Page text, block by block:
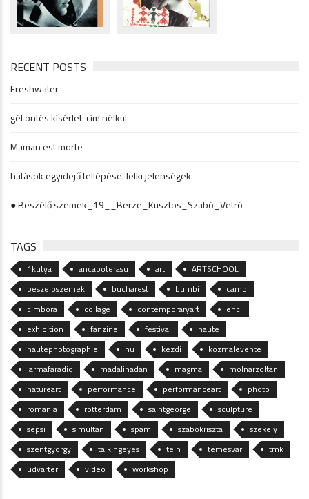
RECENT POSTS
Freshwater
gél öntés kísérlet. cím nélkül
Maman est morte
hatások egyidejű fellépése. lelki jelenségek
● Beszélő szemek_19__Berze_Kusztos_Szabó_Vetró
TAGS
1kutya ancapoterasu art
ARTSCHOOL
beszeloszemek
bucharest bumbi
camp
cimbora
collage contemporaryart
enci
exhibition
fanzine festival
haute
hautephotographie
hu kezdi
kozmalevente
larmafaradio
madalinadan magma
molnarzoltan
natureart
performance performanceart
photo
romania
rotterdam saintgeorge
sculpture
sepsi
simultan spam szabokriszta
szekely
szentgyorgy
talkingeyes tein temesvar
tmk
udvarter
video workshop